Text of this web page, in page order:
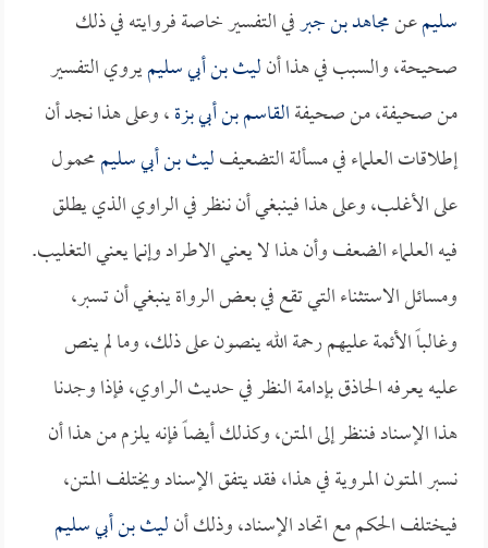
سليمعنمجاهد بن جبرفي التفسير خاصة فروايته في ذلك
صحيحة، والسبب في هذا أنليث بن أبي سليميروي التفسير
من صحيفة، من صحيفةالقاسم بن أبي بزة، وعلى هذا نجد أن
إطلاقات العلماء في مسألة التضعيفليث بن أبي سليممحمول
على الأغلب، وعلى هذا فينبغي أن ننظر في الراوي الذي يطلق
فيه العلماء الضعف وأن هذا لا يعني الاطراد وإنما يعني التغليب.
ومسائل الاستثناء التي تقع في بعض الرواة ينبغي أن تسبر،
وغالباً الأئمة عليهم رحمة الله ينصون على ذلك، وما لم ينص
عليه يعرفه الحاذق بإدامة النظر في حديث الراوي، فإذا وجدنا
هذا الإسناد فننظر إلى المتن، وكذلك أيضاً فإنه يلزم من هذا أن
نسبر المتون المروية في هذا، فقد يتفق الإسناد ويختلف المتن،
فيختلف الحكم مع اتحاد الإسناد، وذلك أنليث بن أبي سليم